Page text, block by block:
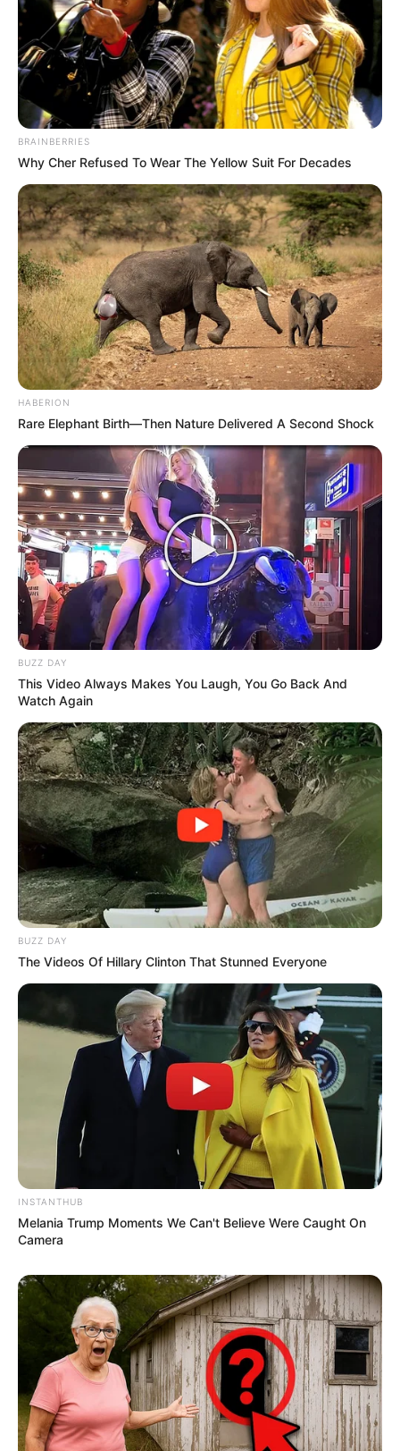
BRAINBERRIES
Why Cher Refused To Wear The Yellow Suit For Decades
HABERION
Rare Elephant Birth—Then Nature Delivered A Second Shock
BUZZ DAY
This Video Always Makes You Laugh, You Go Back And
Watch Again
BUZZ DAY
The Videos Of Hillary Clinton That Stunned Everyone
INSTANTHUB
Melania Trump Moments We Can't Believe Were Caught On
Camera